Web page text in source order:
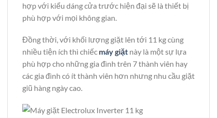
hợp với kiểu dáng cửa trước hiện đại sẽ là thiết bị
phù hợp với mọi không gian.
Đồng thời, với khối lượng giặt lên tới 11 kg cùng
nhiều tiện ích thì chiếc máy giặt này là một sự lựa
phù hợp cho những gia đình trên 7 thành viên hay
các gia đình có ít thành viên hơn nhưng nhu cầu giặt
giũ hàng ngày cao.